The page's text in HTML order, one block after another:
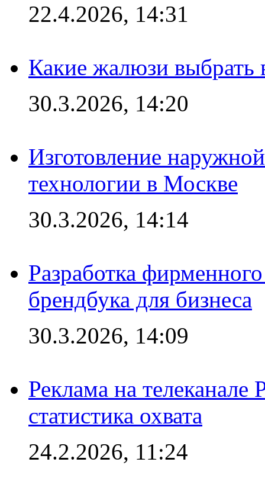
22.4.2026, 14:31
Какие жалюзи выбрать
30.3.2026, 14:20
Изготовление
технологии в Москве
30.3.2026, 14:14
Разработка
брендбука для бизнеса
30.3.2026, 14:09
Реклама на
статистика охвата
24.2.2026, 11:24